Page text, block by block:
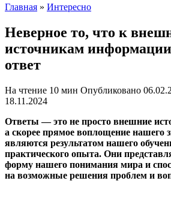
Главная » Интересно
Неверное то, что к
источникам
ответ
На чтение 10 мин Опубликовано
18.11.2024
Ответы — это не просто внешние
а скорее прямое воплощение нашего
являются результатом нашего
практического опыта. Они
форму нашего понимания мира и
на возможные решения проблем и